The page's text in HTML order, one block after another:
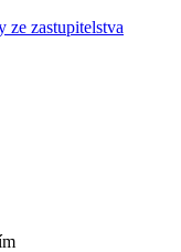
ze zastupitelstva